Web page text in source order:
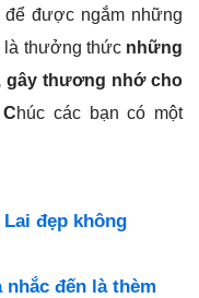
được ngắm những
là thưởng thức những
gây thương nhớ cho
Chúc các bạn có một
đẹp không
nhắc đến là thèm